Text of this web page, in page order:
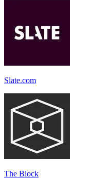
Slate.com
The Block